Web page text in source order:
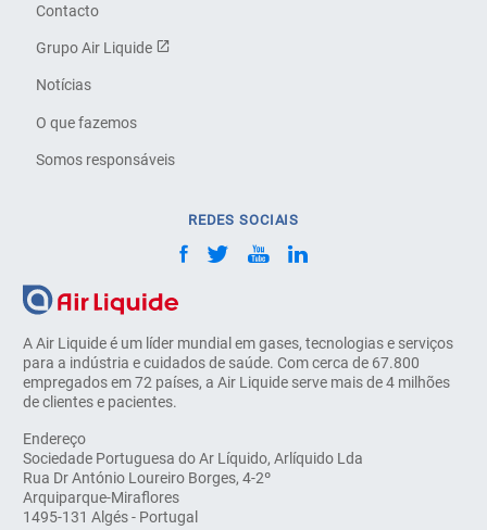
A Air Liquide é um líder mundial em gases, tecnologias e serviços
para a indústria e cuidados de saúde. Com cerca de 67.800
empregados em 72 países, a Air Liquide serve mais de 4 milhões
de clientes e pacientes.
Endereço
Sociedade Portuguesa do Ar Líquido, Arlíquido Lda
Rua Dr António Loureiro Borges, 4-2º
Arquiparque-Miraflores
1495-131 Algés - Portugal
Contacto
Grupo Air Liquide
Notícias
O que fazemos
Somos responsáveis
REDES SOCIAIS